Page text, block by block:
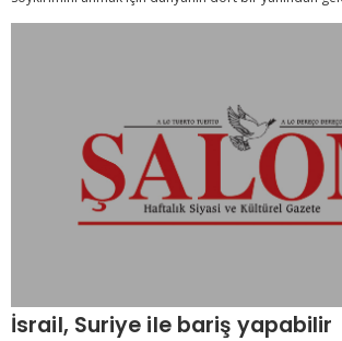
İsrail, Suriye ile bariş yapabilir